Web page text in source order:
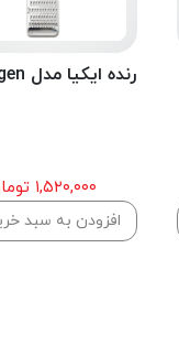
رنده ایکیا مدل Vardagen
۱,۵۲۰,۰۰۰ تومان
افزودن به سبد